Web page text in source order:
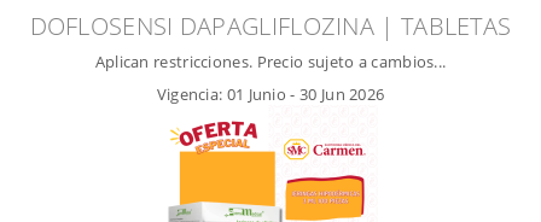
DOFLOSENSI DAPAGLIFLOZINA | TABLETAS
Aplican restricciones. Precio sujeto a cambios...
Vigencia: 01 Junio - 30 Jun 2026